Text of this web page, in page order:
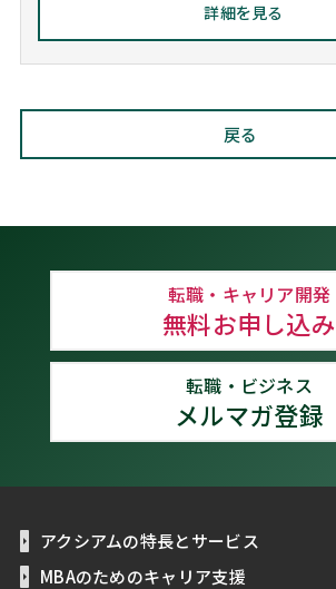
詳細を見る
戻る
転職・キャリア開発
無料お申し込み
転職・ビジネス
メルマガ登録
アクシアムの特長とサービス
MBAのためのキャリア支援